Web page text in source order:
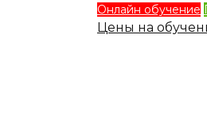
Онлайн обучение
Цены на